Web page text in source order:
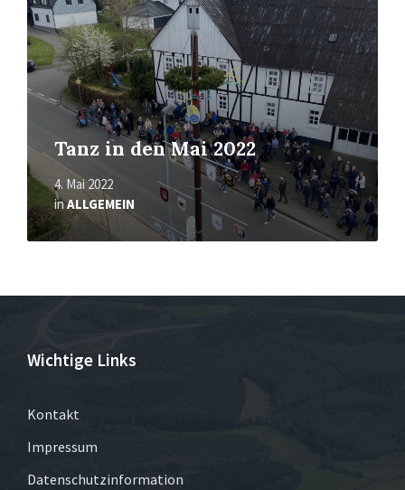
Tanz in den Mai 2022
4. Mai 2022
inALLGEMEIN
Wichtige Links
Kontakt
Impressum
Datenschutzinformation